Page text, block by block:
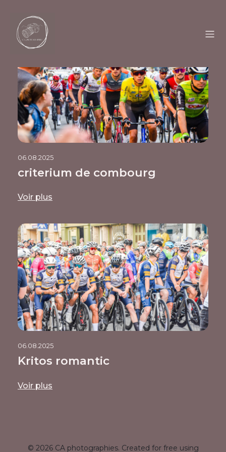
06.08.2025
criterium de combourg
Voir plus
06.08.2025
Kritos romantic
Voir plus
© 2026 CA photographies. Created for free using